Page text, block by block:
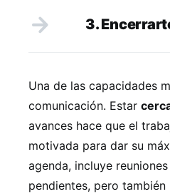
3.
Una de las capacidades
comunicación. Estar
avances hace que el
motivada para dar su
agenda, incluye
pendientes, pero